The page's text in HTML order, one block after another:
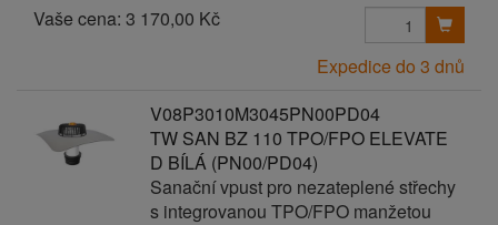
Vaše cena: 3 170,00 Kč
Expedice do 3 dnů
V08P3010M3045PN00PD04
TW SAN BZ 110 TPO/FPO ELEVATE
D BÍLÁ (PN00/PD04)
Sanační vpust pro nezateplené střechy
s integrovanou TPO/FPO manžetou